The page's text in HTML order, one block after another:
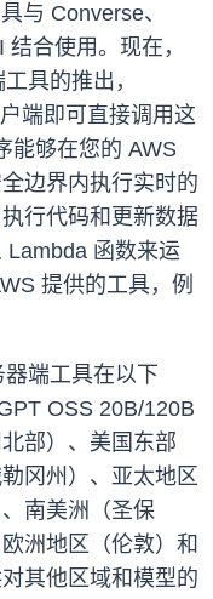
与 Converse、
合使用。现在，
具的推出，
端即可直接调用这
能够在您的 AWS
边界内执行实时的
行代码和更新数据
Lambda 函数来运
提供的工具，例
端工具在以下
OSS 20B/120B
部）、美国东部
冈州）、亚太地区
南美洲（圣保
洲地区（伦敦）和
其他区域和模型的